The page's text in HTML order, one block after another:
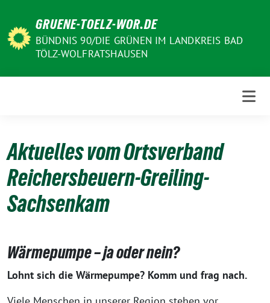
zum
Inhalt
GRUENE-TOELZ-WOR.DE
BÜNDNIS 90/DIE GRÜNEN IM LANDKREIS BAD
TÖLZ-WOLFRATSHAUSEN
Aktuelles vom Ortsverband
Reichersbeuern-Greiling-
Sachsenkam
Wärmepumpe – ja oder nein?
Lohnt sich die Wärmepumpe? Komm und frag nach.